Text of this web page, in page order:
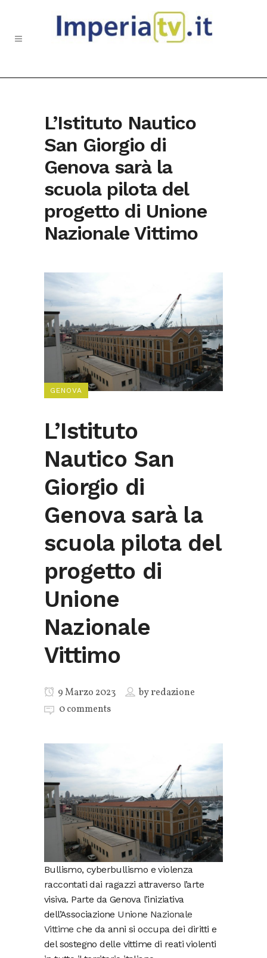
L’Istituto Nautico
San Giorgio di
Genova sarà la
scuola pilota del
progetto di Unione
Nazionale Vittimo
GENOVA
L’Istituto
Nautico San
Giorgio di
Genova sarà la
scuola pilota del
progetto di
Unione
Nazionale
Vittimo
9 Marzo 2023 byredazione
0 comments
Bullismo, cyberbullismo e violenza
raccontati dai ragazzi attraverso l’arte
visiva. Parte da Genova l’iniziativa
dell’Associazione Unione Nazionale
Vittime che da anni si occupa dei diritti e
del sostegno delle vittime di reati violenti